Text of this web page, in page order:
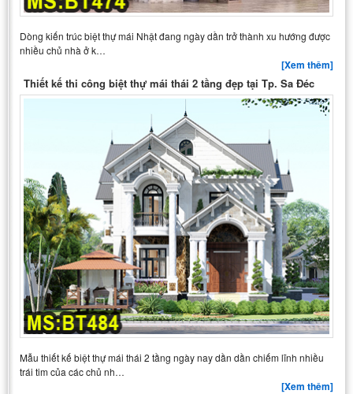
Dòng kiến trúc biệt thự mái Nhật đang ngày dần trở thành xu hướng được
nhiều chủ nhà ở k…
[Xem thêm]
Thiết kế thi công biệt thự mái thái 2 tầng đẹp tại Tp. Sa Đéc
Mẫu thiết kế biệt thự mái thái 2 tầng ngày nay dần dần chiếm lĩnh nhiều
trái tim của các chủ nh…
[Xem thêm]